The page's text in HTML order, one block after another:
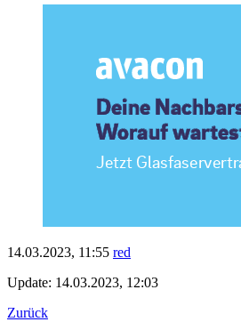
14.03.2023, 11:55 red
Update: 14.03.2023, 12:03
Zurück